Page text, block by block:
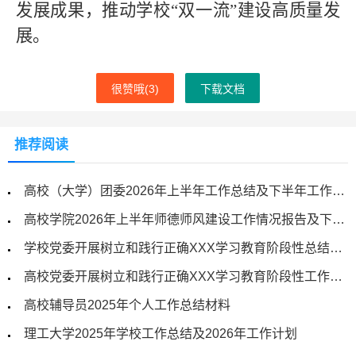
发展成果，推动学校“双一流”建设高质量发
展。
很赞哦(3) 下载文档
推荐阅读
高校（大学）团委2026年上半年工作总结及下半年工作计划
高校学院2026年上半年师德师风建设工作情况报告及下一步工作计划
学校党委开展树立和践行正确XXX学习教育阶段性总结材料
高校党委开展树立和践行正确XXX学习教育阶段性工作总结
高校辅导员2025年个人工作总结材料
理工大学2025年学校工作总结及2026年工作计划